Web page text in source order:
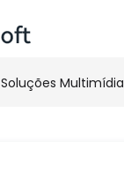
Soluções Multimídia